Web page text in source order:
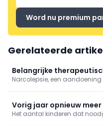
Word nu premium
Gerelateerde
Belangrijke
voor narcolepsie
Narcolepsie, een
Vorig jaar opnieuw
gebrek aan jeugdhulp
Het aantal kinderen dat